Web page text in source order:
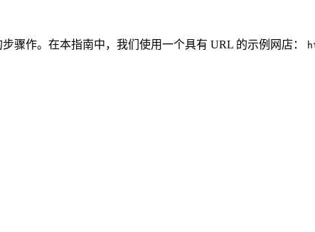
骤作。在本指南中，我们使用一个具有 URL 的示例网店：